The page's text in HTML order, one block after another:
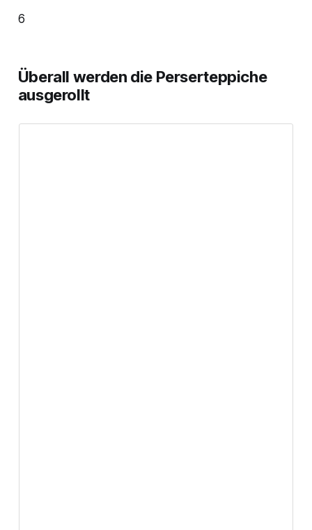
6
Überall werden die Perserteppiche
ausgerollt